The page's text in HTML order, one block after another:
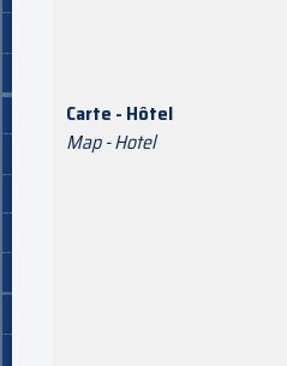
Carte - Hôtel
Map - Hotel